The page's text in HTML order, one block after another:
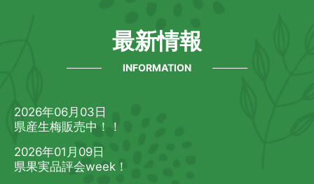
最新情報
INFORMATION
2026年06月03日
県産生梅販売中！！
2026年01月09日
県果実品評会week！